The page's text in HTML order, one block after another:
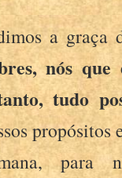
a
nós
tudo
para